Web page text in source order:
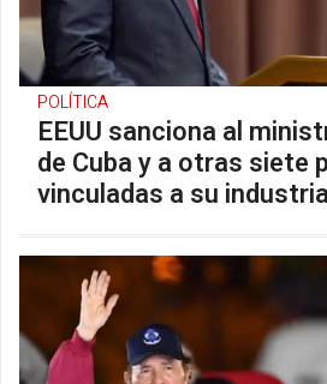
POLÍTICA
EEUU sanciona al
de Cuba y a otras siete
vinculadas a su